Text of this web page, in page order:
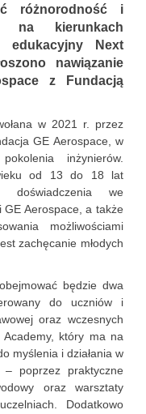
różnorodność i
na kierunkach
edukacyjny Next
nawiązanie
z Fundacją
w 2021 r. przez
GE Aerospace, w
inżynierów.
od 13 do 18 lat
doświadczenia we
GE Aerospace, a także
możliwościami
zachęcanie młodych
będzie dwa
do uczniów i
oraz wczesnych
Academy, który ma na
myślenia i działania w
poprzez praktyczne
oraz warsztaty
Dodatkowo